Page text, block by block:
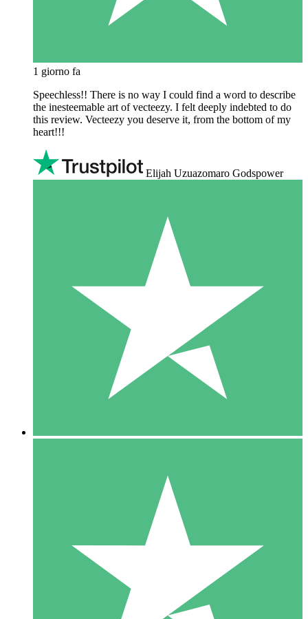
1 giorno fa
Speechless!! There is no way I could find a word to describe
the inesteemable art of vecteezy. I felt deeply indebted to do
this review. Vecteezy you deserve it, from the bottom of my
heart!!!
Elijah Uzuazomaro Godspower